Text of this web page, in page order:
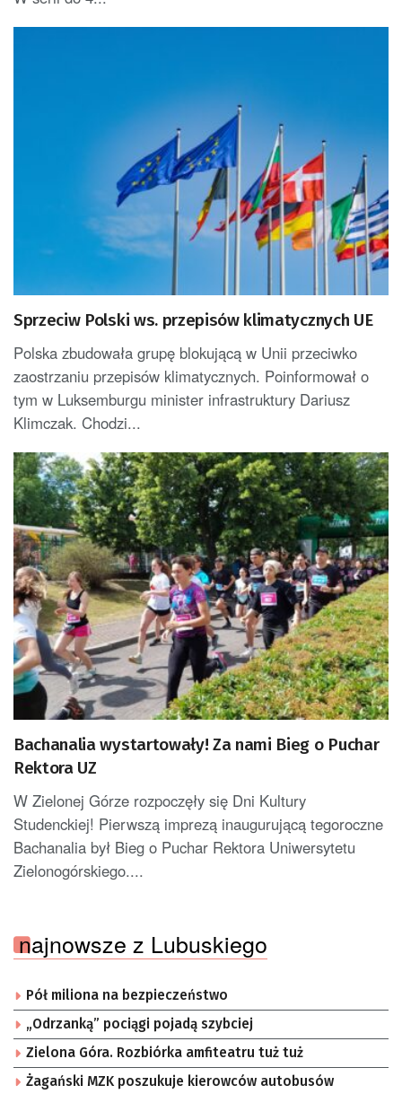
Sprzeciw Polski ws. przepisów klimatycznych UE
Polska zbudowała grupę blokującą w Unii przeciwko
zaostrzaniu przepisów klimatycznych. Poinformował o
tym w Luksemburgu minister infrastruktury Dariusz
Klimczak. Chodzi...
Bachanalia wystartowały! Za nami Bieg o Puchar
Rektora UZ
W Zielonej Górze rozpoczęły się Dni Kultury
Studenckiej! Pierwszą imprezą inaugurującą tegoroczne
Bachanalia był Bieg o Puchar Rektora Uniwersytetu
Zielonogórskiego....
najnowsze z Lubuskiego
Pół miliona na bezpieczeństwo
„Odrzanką” pociągi pojadą szybciej
Zielona Góra. Rozbiórka amfiteatru tuż tuż
Żagański MZK poszukuje kierowców autobusów